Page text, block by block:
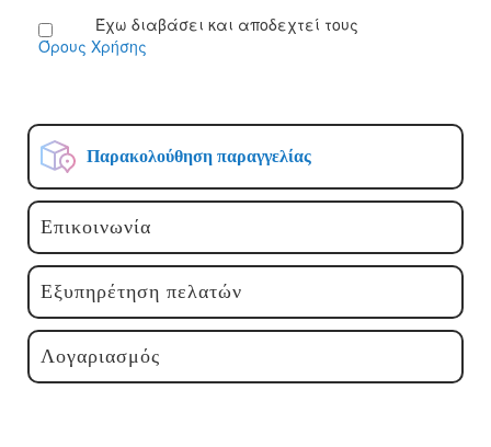
Παρακολούθηση παραγγελίας
Επικοινωνία
Εξυπηρέτηση πελατών
Λογαριασμός
Δελτίο: Έχω διαβάσει και αποδεχτεί τους
Όρους Χρήσης